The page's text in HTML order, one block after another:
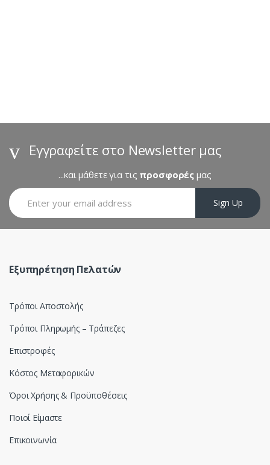
d
Εγγραφείτε στο Newsletter μας
...και μάθετε για τις προσφορές μας
Sign Up
Εξυπηρέτηση Πελατών
Τρόποι Αποστολής
Τρόποι Πληρωμής – Τράπεζες
Επιστροφές
Κόστος Μεταφορικών
Όροι Χρήσης & Προϋποθέσεις
Ποιοί Είμαστε
Επικοινωνία